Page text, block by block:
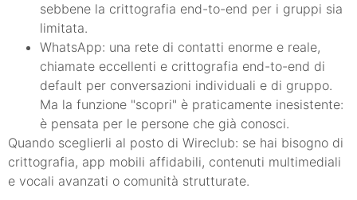
sebbene la crittografia end-to-end per i gruppi sia
limitata.
WhatsApp: una rete di contatti enorme e reale,
chiamate eccellenti e crittografia end-to-end di
default per conversazioni individuali e di gruppo.
Ma la funzione "scopri" è praticamente inesistente:
è pensata per le persone che già conosci.
Quando sceglierli al posto di Wireclub: se hai bisogno di
crittografia, app mobili affidabili, contenuti multimediali
e vocali avanzati o comunità strutturate.